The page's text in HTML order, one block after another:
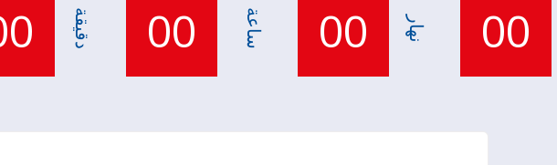
00 نهار 00 ساعة 00 دقيقة